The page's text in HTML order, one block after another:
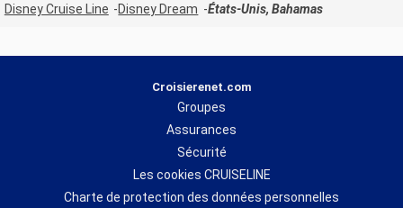
Disney Cruise Line
Disney Dream États-Unis, Bahamas
Croisierenet.com
Groupes
Assurances
Sécurité
Les cookies CRUISELINE
Charte de protection des données personnelles